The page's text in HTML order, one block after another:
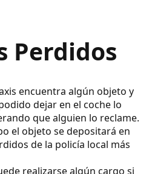
Perdidos
encuentra algún objeto y
dejar en el coche lo
que alguien lo reclame.
el objeto se depositará en
de la policía local más
realizarse algún cargo si